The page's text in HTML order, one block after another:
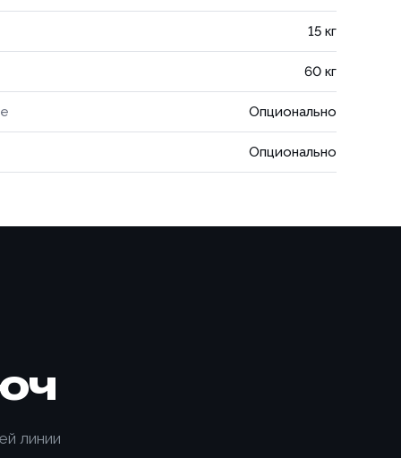
15 кг
60 кг
Опционально
Опционально
линии